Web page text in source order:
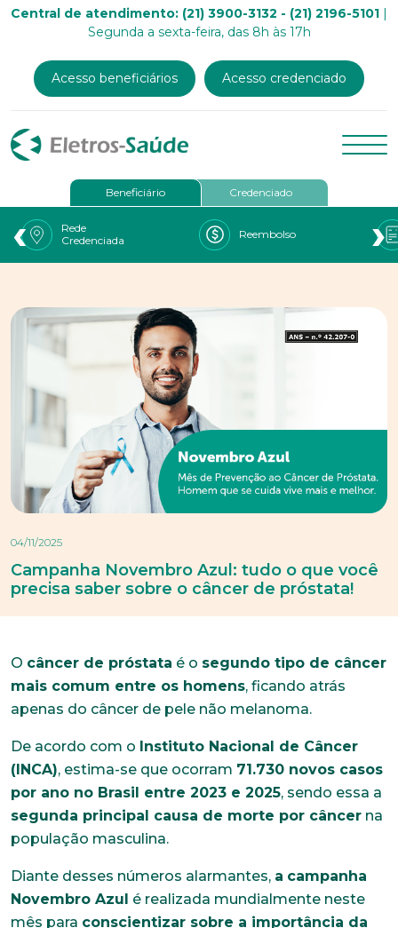
Central de atendimento: (21) 3900-3132 - (21) 2196-5101 |
Segunda a sexta-feira, das 8h às 17h
Acesso beneficiários Acesso credenciado
Beneficiário Credenciado
Rede
Credenciada
Reembolso
‹ ›
04/11/2025
Campanha Novembro Azul: tudo o que você
precisa saber sobre o câncer de próstata!
O câncer de próstata é o segundo tipo de câncer
mais comum entre os homens, ficando atrás
apenas do câncer de pele não melanoma.
De acordo com o Instituto Nacional de Câncer
(INCA), estima-se que ocorram 71.730 novos casos
por ano no Brasil entre 2023 e 2025, sendo essa a
segunda principal causa de morte por câncer na
população masculina.
Diante desses números alarmantes, a campanha
Novembro Azul é realizada mundialmente neste
mês para conscientizar sobre a importância da